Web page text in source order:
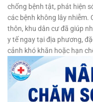
chống bệnh tật, phát hiện
các bệnh không lây
thôn, khu dân cư đã giúp
y tế ngay tại địa phương,
cảnh khó khăn hoặc hạn